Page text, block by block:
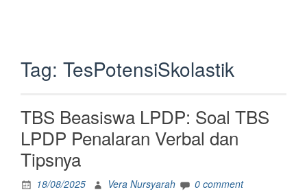
Tag: TesPotensiSkolastik
TBS Beasiswa LPDP: Soal TBS
LPDP Penalaran Verbal dan
Tipsnya
18/08/2025 Vera Nursyarah 0 comment